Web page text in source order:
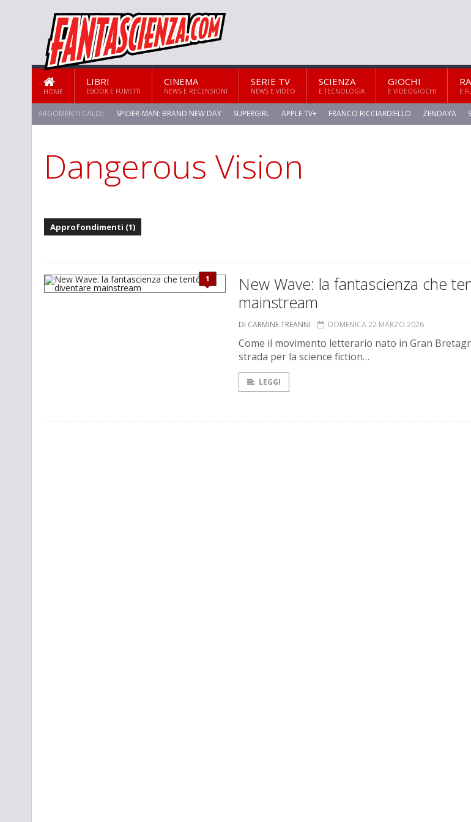
HOME
LIBRI
EBOOK E FUMETTI
CINEMA
NEWS E RECENSIONI
SERIE TV
NEWS E VIDEO
SCIENZA
E TECNOLOGIA
GIOCHI
E VIDEOGIOCHI E
ARGOMENTI CALDI: SPIDER-MAN: BRAND NEW DAY SUPERGIRL APPLE TV+ FRANCO RICCIARDIELLO ZENDAYA
Dangerous Vision
Approfondimenti (1)
1
New Wave: la fantascienza che
mainstream
DI CARMINE TREANNI DOMENICA 22 MARZO 2026
Come il movimento letterario nato in Gran
strada per la science fiction…
LEGGI